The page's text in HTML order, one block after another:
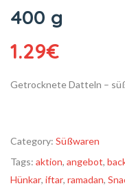
400 g
1.29€
Getrocknete Datteln –
Category: Süßwaren
Tags: aktion, angebot,
Hünkar, iftar, ramadan,